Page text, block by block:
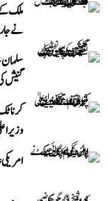
ملک
نے
سلمان
گنیش
وزیر